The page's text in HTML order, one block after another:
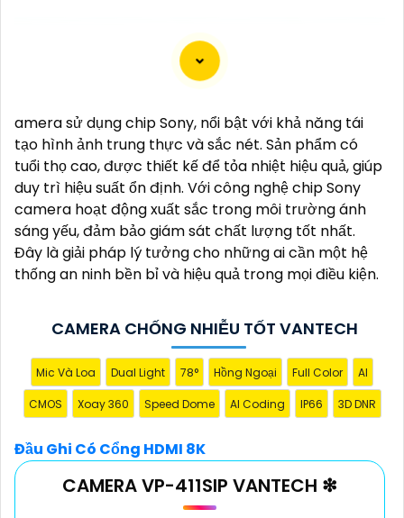
Camera VP-411SIP VanTech ❇ (
Camera VP-M5264IP Thiêt Kế Dome Nhỏ Gọn
Camera ❂ VP-M2264IP Thiết Kệ Đẹp( 30% )
Camera VP-I4896VBP-A VanTech Thiết Kế Đẹp( 00 ₫
Camera VP-I2696BP-A Hồng Ngoại( 00 ₫ )
Camera Chống Nhiễu Tốt Vantech
Đầu Ghi Có Cổng HDMI 8K lưu trữ hình ảnh và video
chất lượng cao, đầu ghi này đem đến hình ảnh sắc
nét, chi tiết và phân giải cao, giúp bạn theo dõi mọi
diễn biến một cách rõ ràng và chính xác. Bên cạnh
đó là khả năng lưu trữ hình ảnh chất lượng mang lại
sự dễ dàng trong việc quản lý và giám sát an ninh.
amera sử dụng chip Sony, nổi bật với khả năng tái
tạo hình ảnh trung thực và sắc nét. Sản phẩm có
tuổi thọ cao, được thiết kế để tỏa nhiệt hiệu quả, giúp
duy trì hiệu suất ổn định. Với công nghệ chip Sony
camera hoạt động xuất sắc trong môi trường ánh
sáng yếu, đảm bảo giám sát chất lượng tốt nhất.
Đây là giải pháp lý tưởng cho những ai cần một hệ
thống an ninh bền bỉ và hiệu quả trong mọi điều kiện.
CAMERA CHỐNG NHIỄU TỐT VANTECH
Mic Và Loa Dual Light 78° Hồng Ngoại Full Color AI
CMOS Xoay 360 Speed Dome AI Coding IP66 3D DNR
Đầu Ghi Có Cổng HDMI 8K
CAMERA VP-411SIP VANTECH ❇